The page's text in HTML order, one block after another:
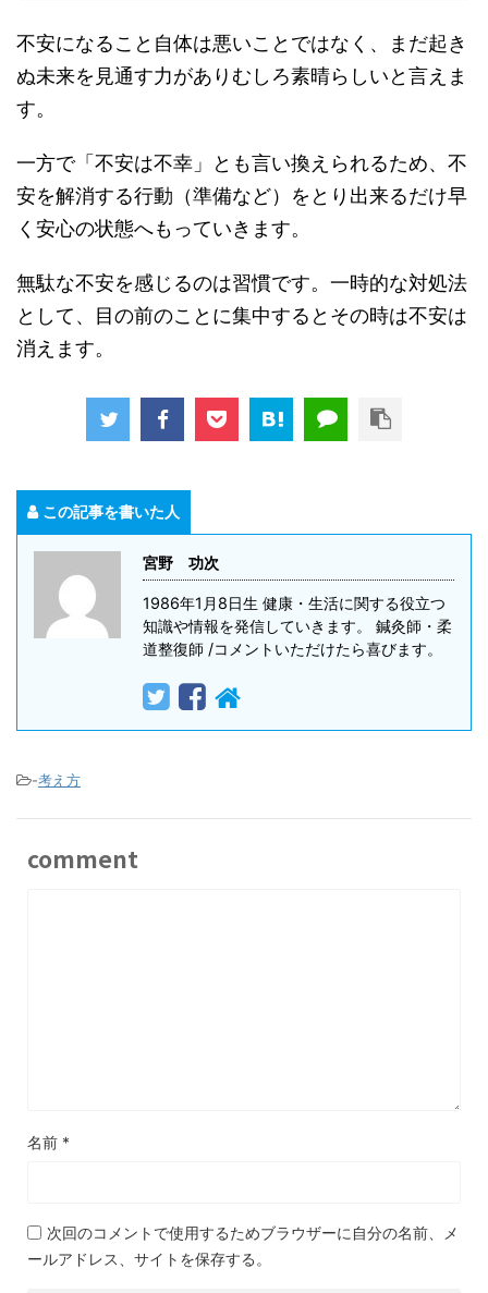
不安になること自体は悪いことではなく、まだ起き
ぬ未来を見通す力がありむしろ素晴らしいと言えま
す。
一方で「不安は不幸」とも言い換えられるため、不
安を解消する行動（準備など）をとり出来るだけ早
く安心の状態へもっていきます。
無駄な不安を感じるのは習慣です。一時的な対処法
として、目の前のことに集中するとその時は不安は
消えます。
この記事を書いた人
宮野 功次
1986年1月8日生 健康・生活に関する役立つ
知識や情報を発信していきます。 鍼灸師・柔
道整復師 /コメントいただけたら喜びます。
-考え方
comment
名前 *
次回のコメントで使用するためブラウザーに自分の名前、メ
ールアドレス、サイトを保存する。